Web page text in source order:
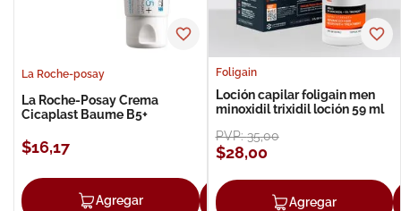
La Roche-posay
La Roche-Posay Crema
Cicaplast Baume B5+
$16,17
Agregar Agregar
Foligain
Loción capilar foligain men
minoxidil trixidil loción 59 ml
PVP:35,00
$28,00
Agregar